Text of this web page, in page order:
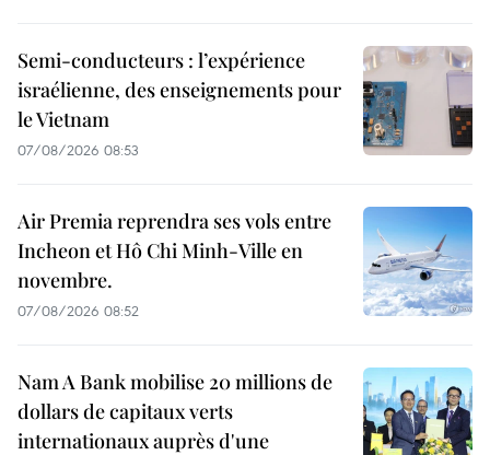
Semi-conducteurs : l’expérience
israélienne, des enseignements pour
le Vietnam
07/08/2026 08:53
Air Premia reprendra ses vols entre
Incheon et Hô Chi Minh-Ville en
novembre.
07/08/2026 08:52
Nam A Bank mobilise 20 millions de
dollars de capitaux verts
internationaux auprès d'une